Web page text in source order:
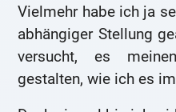
Vielmehr habe ich ja
abhängiger Stellung
versucht, es
gestalten, wie ich es